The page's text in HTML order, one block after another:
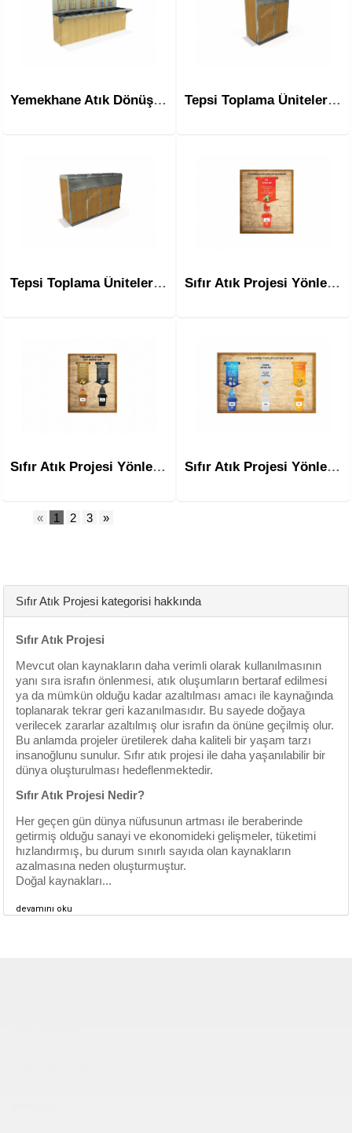
Yemekhane Atık Dönüştürme Sistemi Msa-108 Tepsi Toplama Üniteleri Msa-109a
Tepsi Toplama Üniteleri Msa-109b Sıfır Atık Projesi Yönlendirme Panosu Msa-110a Tekli
Sıfır Atık Projesi Yönlendirme Panosu Msa-110b Ikili Sıfır Atık Projesi Yönlendirme Panosu Msa-110c Üçlü
« 1 2 3 »
Sıfır Atık Projesi kategorisi hakkında
Sıfır Atık Projesi
Mevcut olan kaynakların daha verimli olarak kullanılmasının
yanı sıra israfın önlenmesi, atık oluşumların bertaraf edilmesi
ya da mümkün olduğu kadar azaltılması amacı ile kaynağında
toplanarak tekrar geri kazanılmasıdır. Bu sayede doğaya
verilecek zararlar azaltılmış olur israfın da önüne geçilmiş olur.
Bu anlamda projeler üretilerek daha kaliteli bir yaşam tarzı
insanoğlunu sunulur. Sıfır atık projesi ile daha yaşanılabilir bir
dünya oluşturulması hedeflenmektedir.
Sıfır Atık Projesi Nedir?
Her geçen gün dünya nüfusunun artması ile beraberinde
getirmiş olduğu sanayi ve ekonomideki gelişmeler, tüketimi
hızlandırmış, bu durum sınırlı sayıda olan kaynakların
azalmasına neden oluşturmuştur.
Doğal kaynakları...
devamını oku